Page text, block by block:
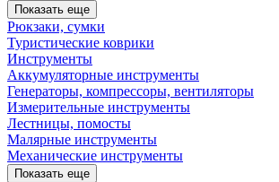
Показать еще
Рюкзаки, сумки
Туристические коврики
Инструменты
Аккумуляторные инструменты
Генераторы, компрессоры, вентиляторы
Измерительные инструменты
Лестницы, помосты
Малярные инструменты
Механические инструменты
Показать еще